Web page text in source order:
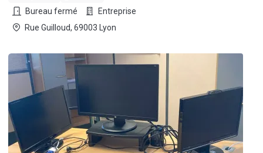
Bureau fermé
Entreprise
Rue Guilloud, 69003 Lyon